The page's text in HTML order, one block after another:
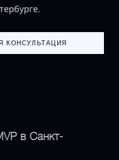
КОНСУЛЬТАЦИЯ
в Санкт-